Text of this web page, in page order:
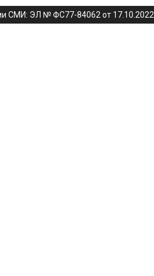
СМИ: ЭЛ № ФС77-84062 от 17.10.2022